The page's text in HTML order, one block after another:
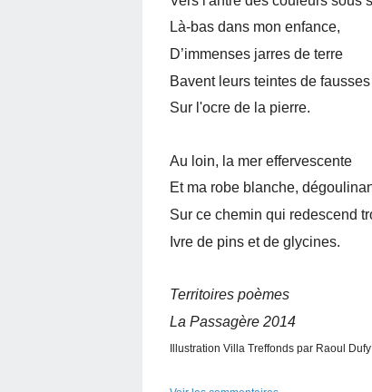
Là-bas dans mon enfance,
D’immenses jarres de terre
Bavent leurs teintes de
Sur l'ocre de la pierre.
Au loin, la mer effervescente
Et ma robe blanche,
Sur ce chemin qui redescend
Ivre de pins et de glycines.
Territoires poèmes
La Passagère 2014
Illustration Villa Treffonds par Raoul Dufy